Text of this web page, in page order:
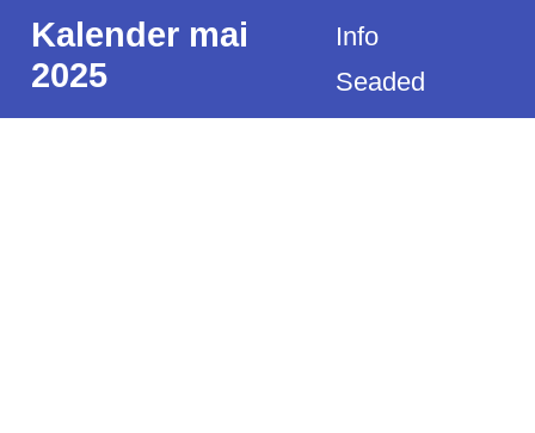
Kalender mai
2025
Info
Seaded